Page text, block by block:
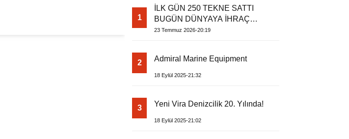
1
İLK GÜN 250 TEKNE SATTI
BUGÜN DÜNYAYA İHRAÇ
EDİYOR
23 Temmuz 2026-20:19
2 Admiral Marine Equipment
18 Eylül 2025-21:32
3 Yeni Vira Denizcilik 20. Yılında!
18 Eylül 2025-21:02